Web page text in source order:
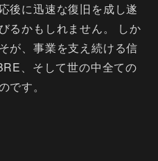
後に迅速な復旧を成し遂
るかもしれません。 しか
が、事業を支え続ける信
、そして世の中全ての
です。